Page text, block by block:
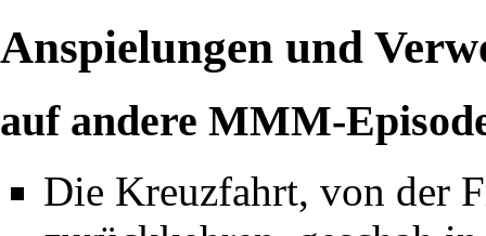
Anspielungen und
auf andere MMM-
Die Kreuzfahrt, von der